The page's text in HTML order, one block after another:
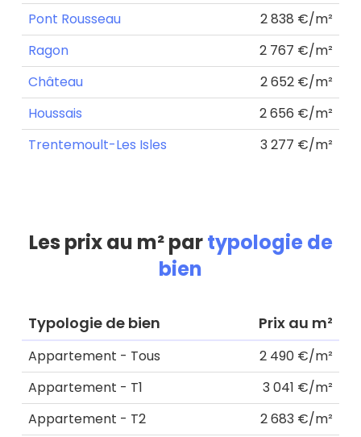
Pont Rousseau
2 838 €/m²
Ragon
2 767 €/m²
Château
2 652 €/m²
Houssais
2 656 €/m²
Trentemoult-Les Isles
3 277 €/m²
Les prix au m² partypologie de
bien
Typologie de bien Prix au m²
Appartement - Tous
2 490 €/m²
Appartement - T1
3 041 €/m²
Appartement - T2
2 683 €/m²